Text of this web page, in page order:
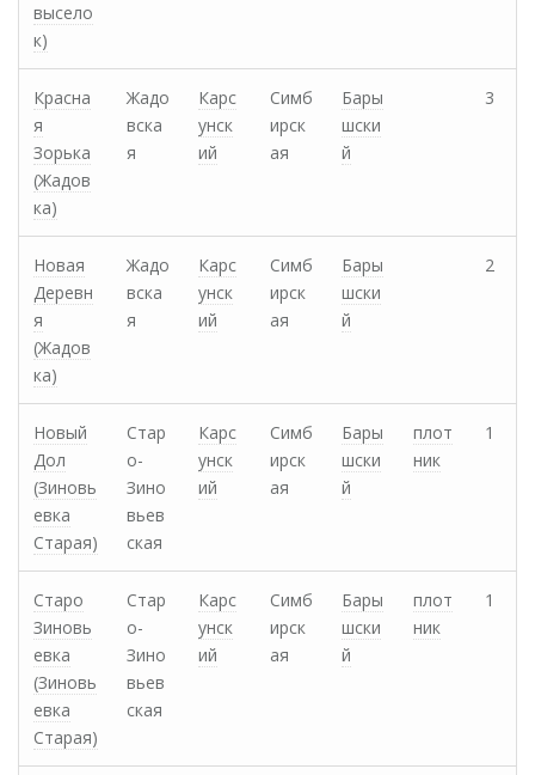
высело
к)
Красна
я
Зорька
(Жадов
ка)
Жадо
вска
я
Карс
унск
ий
Симб
ирск
ая
Бары
шски
й
3
Новая
Деревн
я
(Жадов
ка)
Жадо
вска
я
Карс
унск
ий
Симб
ирск
ая
Бары
шски
й
2
Новый
Дол
(Зиновь
евка
Старая)
Стар
о-
Зино
вьев
ская
Карс
унск
ий
Симб
ирск
ая
Бары
шски
й
плот
ник
1
Старо
Зиновь
евка
(Зиновь
евка
Старая)
Стар
о-
Зино
вьев
ская
Карс
унск
ий
Симб
ирск
ая
Бары
шски
й
плот
ник
1